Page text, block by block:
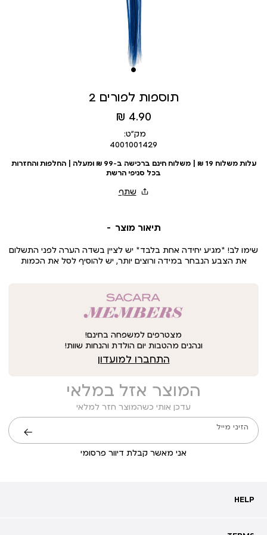
תוספות לפורים 2
מחיר
מוצר
4.90 ₪
מק״ט:
4001001429
עלות משלוח 19 ₪ | משלוח חינם ברכישה ב-99 ₪ ומעלה | החלפות והחזרות
בכל סניפי הרשת
תיאור מוצר
שימו לב! *מגיע יחידה אחת בלבד* יש לציין בשדה הערה לפני התשלום
את הצבע הנבחר במידה ורוצים יותר, יש להוסיף לסל את הכמות
מצטרפים למשפחה בחינם!
ונהנים מהטבות יום הולדת והנחות שוות!
התחברו למועדון
המוצר אזל במלאי
עדכן אותי כשהמוצר חזר למלאי
הזיני מייל
אני מאשר קבלת דיוור פרסומי
שליחה
HELP
HELP
שאלות ותשובות